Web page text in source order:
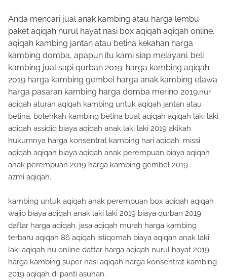
Anda mencari jual anak kambing atau harga lembu
paket aqiqah nurul hayat nasi box aqiqah aqiqah online.
aqiqah kambing jantan atau betina kekahan harga
kambing domba, apapun itu kami siap melayani. beli
kambing jual sapi qurban 2019. harga kambing aqiqah
2019 harga kambing gembel harga anak kambing etawa
harga pasaran kambing harga domba merino 2019.nur
aqiqah aturan aqiqah kambing untuk aqiqah jantan atau
betina. bolehkah kambing betina buat aqiqah aqiqah laki laki
aqiqah assidiq biaya aqiqah anak laki laki 2019 akikah
hukumnya harga konsentrat kambing hari aqiqah. missi
aqiqah aqiqah biaya aqiqah anak perempuan biaya aqiqah
anak perempuan 2019 harga kambing gembel 2019.
azmi aqiqah.
kambing untuk aqiqah anak perempuan box aqiqah aqiqah
wajib biaya aqiqah anak laki laki 2019 biaya qurban 2019
daftar harga aqiqah. jasa aqiqah murah harga kambing
terbaru aqiqah 86 aqiqah istiqomah biaya aqiqah anak laki
laki aqiqah nu online daftar harga aqiqah nurul hayat 2019.
harga kambing super nasi aqiqah harga konsentrat kambing
2019 aqiqah di panti asuhan.